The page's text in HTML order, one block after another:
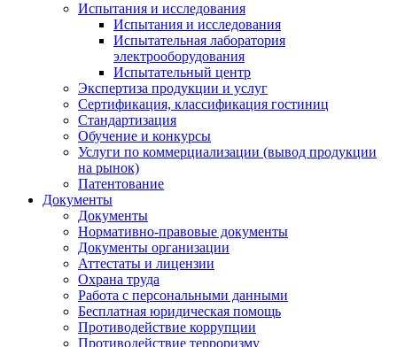
Испытания и исследования
Испытания и исследования
Испытательная лаборатория
электрооборудования
Испытательный центр
Экспертиза продукции и услуг
Сертификация, классификация гостиниц
Стандартизация
Обучение и конкурсы
Услуги по коммерциализации (вывод продукции
на рынок)
Патентование
Документы
Документы
Нормативно-правовые документы
Документы организации
Аттестаты и лицензии
Охрана труда
Работа с персональными данными
Бесплатная юридическая помощь
Противодействие коррупции
Противодействие терроризму